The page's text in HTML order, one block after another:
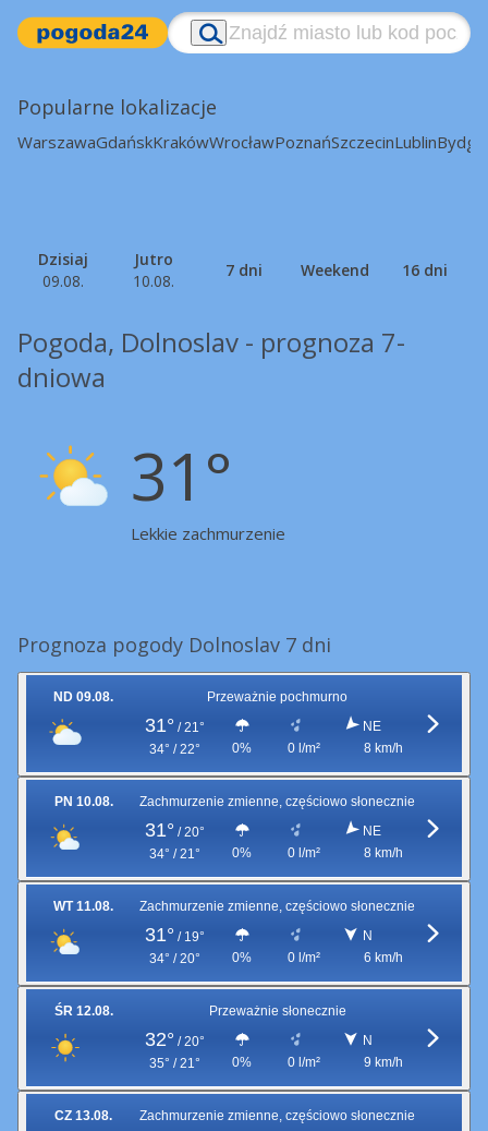
Popularne lokalizacje
WarszawaGdańskKrakówWrocławPoznańSzczecinLublin
Dzisiaj
09.08.
Jutro
10.08.
7 dni Weekend 16 dni
Pogoda, Dolnoslav - prognoza 7-
dniowa
31°
Lekkie zachmurzenie
Prognoza pogody Dolnoslav 7 dni
ND 09.08. Przeważnie pochmurno
31° / 21°
34° / 22°
0% 0 l/m²
NE
8 km/h
PN 10.08. Zachmurzenie zmienne, częściowo słonecznie
31° / 20°
34° / 21°
0% 0 l/m²
NE
8 km/h
WT 11.08. Zachmurzenie zmienne, częściowo słonecznie
31° / 19°
34° / 20°
0% 0 l/m²
N
6 km/h
ŚR 12.08. Przeważnie słonecznie
32° / 20°
35° / 21°
0% 0 l/m²
N
9 km/h
CZ 13.08. Zachmurzenie zmienne, częściowo słonecznie